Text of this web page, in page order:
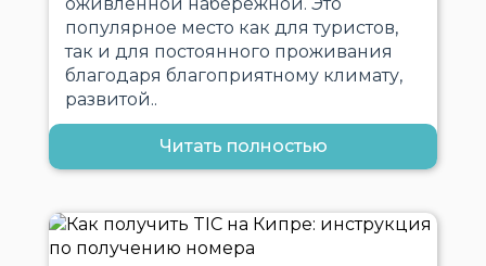
популярное место как для туристов,
так и для постоянного проживания
благодаря благоприятному климату,
развитой..
Читать полностью